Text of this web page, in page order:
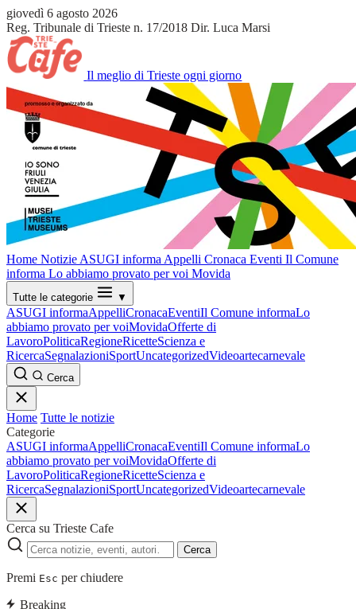
giovedì 6 agosto 2026
Reg. Tribunale di Trieste n. 17/2018 Dir. Luca Marsi
Il meglio di Trieste ogni giorno
Home Notizie ASUGI informa Appelli Cronaca Eventi Il Comune
informa Lo abbiamo provato per voi Movida
Tutte le categorie ▼
ASUGI informaAppelliCronacaEventiIl Comune informaLo
abbiamo provato per voiMovidaOfferte di
LavoroPoliticaRegioneRicetteScienza e
RicercaSegnalazioniSportUncategorizedVideoartecarnevale
Cerca
Home Tutte le notizie
Categorie
ASUGI informaAppelliCronacaEventiIl Comune informaLo
abbiamo provato per voiMovidaOfferte di
LavoroPoliticaRegioneRicetteScienza e
RicercaSegnalazioniSportUncategorizedVideoartecarnevale
Cerca su Trieste Cafe
Cerca
Premi Esc per chiudere
Breaking